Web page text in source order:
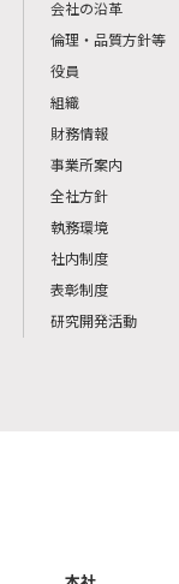
会社の沿革
倫理・品質方針等
役員
組織
財務情報
事業所案内
全社方針
執務環境
社内制度
表彰制度
研究開発活動